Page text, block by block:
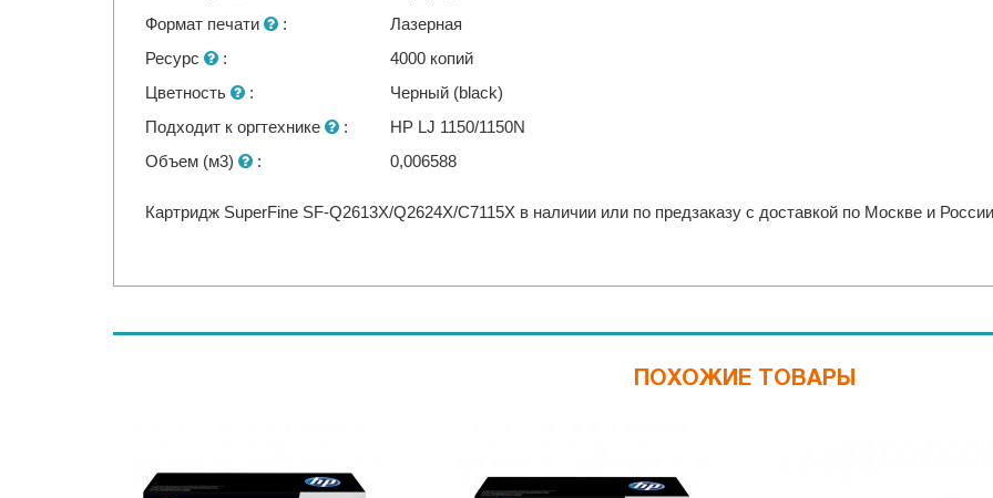
Формат печати
:
Лазерная
Ресурс
:
4000 копий
Цветность
:
Черный (black)
Подходит к оргтехнике
:
HP LJ 1150/1150N
Объем (м3)
: 0,006588
Картридж SuperFine SF-Q2613X/Q2624X/C7115X в наличии или по предзаказу с доставкой по Москве и
ПОХОЖИЕ ТОВАРЫ